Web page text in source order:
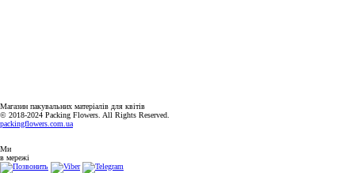
Магазин пакувальних матеріалів для квітів
© 2018-2024 Packing Flowers. All Rights Reserved.
packingflowers.com.ua
Ми
в мережі